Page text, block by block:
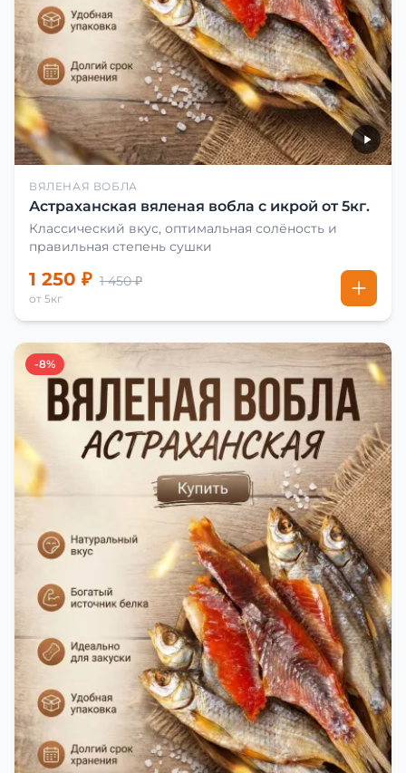
ВЯЛЕНАЯ ВОБЛА
Астраханская вяленая вобла с икрой от 5кг.
Классический вкус, оптимальная солёность и
правильная степень сушки
1 250 ₽ 1 450 ₽
от 5кг
-8%